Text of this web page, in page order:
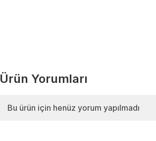
Ürün Yorumları
Bu ürün için henüz yorum yapılmadı